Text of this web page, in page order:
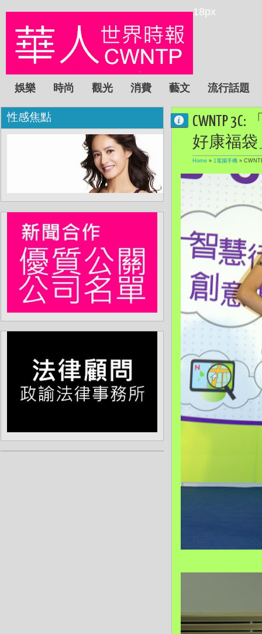
18px
娛樂 時尚 觀光 消費 藝文 流行話題
CWNTP
好康福袋
Home » 1電腦手機 »
性感焦點